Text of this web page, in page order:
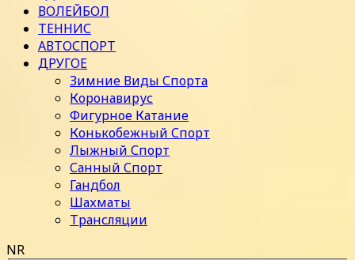
ВОЛЕЙБОЛ
ТЕННИС
АВТОСПОРТ
ДРУГОЕ
Зимние Виды Спорта
Коронавирус
Фигурное Катание
Конькобежный Спорт
Лыжный Спорт
Санный Спорт
Гандбол
Шахматы
Трансляции
NR